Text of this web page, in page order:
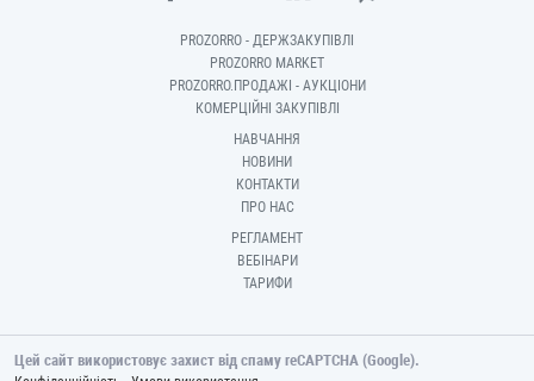
PROZORRO - ДЕРЖЗАКУПІВЛІ
PROZORRO MARKET
PROZORRO.ПРОДАЖІ - АУКЦІОНИ
КОМЕРЦІЙНІ ЗАКУПІВЛІ
НАВЧАННЯ
НОВИНИ
КОНТАКТИ
ПРО НАС
РЕГЛАМЕНТ
ВЕБІНАРИ
ТАРИФИ
Цей сайт використовує захист від спаму reCAPTCHA (Google).